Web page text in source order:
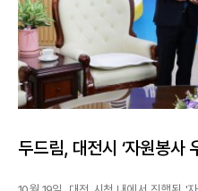
두드림, 대전시 ‘자원봉사